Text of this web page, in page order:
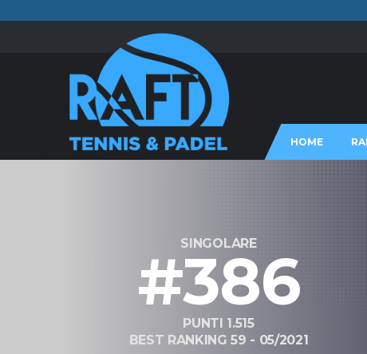
HOME
SINGOLARE
#386
PUNTI 1.515
BEST RANKING 59 - 05/2021